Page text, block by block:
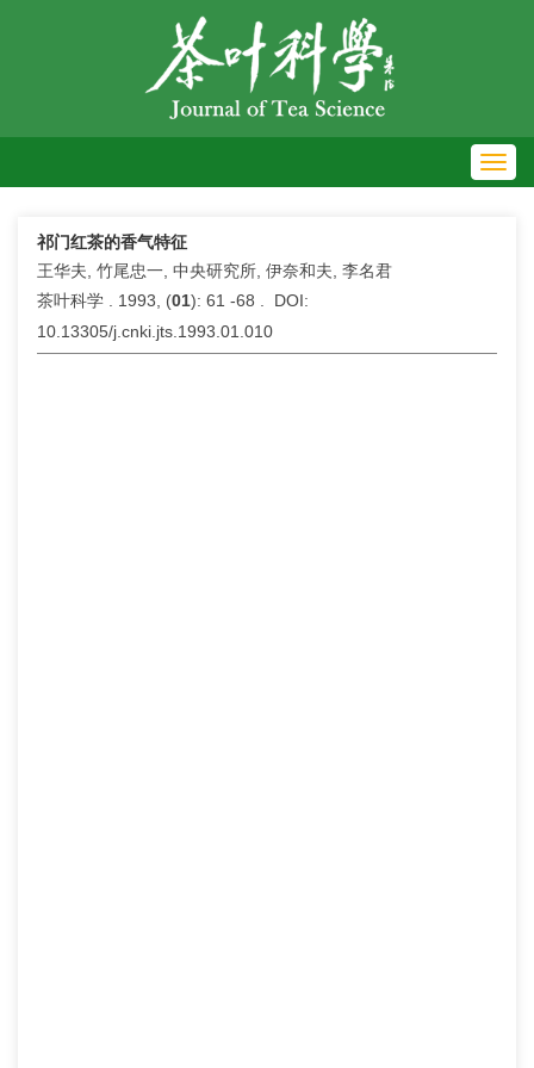
祁门红茶的香气特征
王华夫, 竹尾忠一, 中央研究所, 伊奈和夫, 李名君
茶叶科学 . 1993, (01): 61 -68 . DOI:
10.13305/j.cnki.jts.1993.01.010